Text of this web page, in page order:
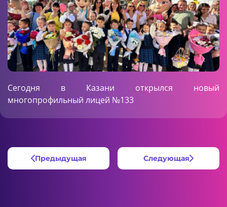
Сегодня в Казани открылся новый
многопрофильный лицей №133
Предыдущая Следующая